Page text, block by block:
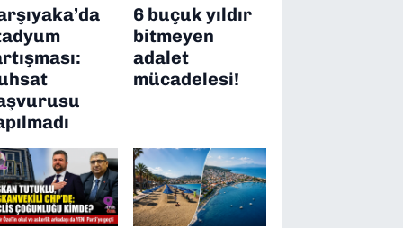
6 buçuk yıldır
bitmeyen
adalet
mücadelesi!